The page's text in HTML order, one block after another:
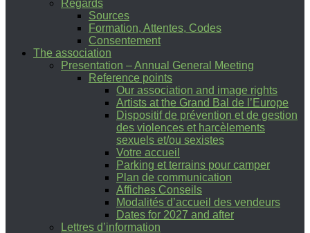
Regards
Sources
Formation, Attentes, Codes
Consentement
The association
Presentation – Annual General Meeting
Reference points
Our association and image rights
Artists at the Grand Bal de l’Europe
Dispositif de prévention et de gestion
des violences et harcèlements
sexuels et/ou sexistes
Votre accueil
Parking et terrains pour camper
Plan de communication
Affiches Conseils
Modalités d’accueil des vendeurs
Dates for 2027 and after
Lettres d’information